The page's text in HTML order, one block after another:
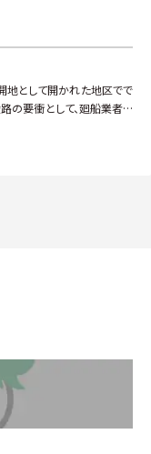
地として開かれた地区でで
の要衝として、廻船業者や
ものの、古い古民家が立